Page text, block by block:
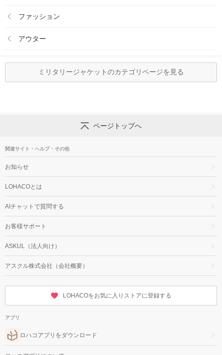
ファッション
アウター
ミリタリージャケットのカテゴリページを見る
ページトップへ
関連サイト・ヘルプ・その他
お知らせ
LOHACOとは
AIチャットで質問する
お客様サポート
ASKUL（法人向け）
アスクル株式会社（会社概要）
LOHACOをお気に入りストアに登録する
アプリ
ロハコアプリをダウンロード